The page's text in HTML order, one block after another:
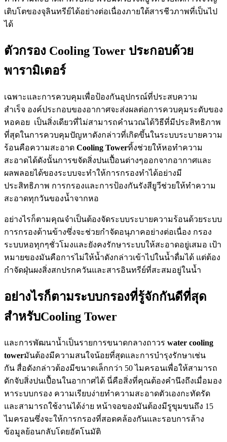
เติบโตของจุลินทรีย์ได้อย่างต่อเนื่องภายใต้สารชีวภาพที่เป็นไป
ได้
ตัวกรอง Cooling Tower ประกอบด้วย
พารามิเตอร์
เฉพาะและการควบคุมเพื่อป้องกันอุปกรณ์ที่ประสบความ
สำเร็จ องค์ประกอบของอากาศจะส่งผลต่อการควบคุมระดับของ
หอคอย เป็นสิ่งเดียวที่ไม่สามารถคำนวณได้วิธีที่มีประสิทธิภาพ
ที่สุดในการควบคุมปัญหาดังกล่าวที่เกิดขึ้นในระบบระบายความ
ร้อนคือความสะอาด Cooling Towerทิ้งช่วยให้หอทำความ
สะอาดได้ดังนั้นการขจัดสิ่งปนเปื้อนต่างๆออกจากอากาศและ
ผลพลอยได้ของระบบจะทำให้การกรองทำได้อย่างมี
ประสิทธิภาพ การกรองและการป้องกันรังสียูวีช่วยให้ทำความ
สะอาดทุกวันของน้ำจากหอ
อย่างไรก็ตามคุณจำเป็นต้องจัดระบบระบายความร้อนด้วยระบบ
การกรองด้านข้างซึ่งจะช่วยกำจัดอนุภาคอย่างต่อเนื่อง กรอง
ระบบหอทุกๆชั่วโมงและยังคงรักษาระบบให้สะอาดอยู่เสมอ เป้า
หมายของมันคือการไม่ให้น้ำดังกล่าวเข้าไปในน้ำดื่มได้ แต่ต้อง
กำจัดฝุ่นผงสิ่งสกปรกควันและสารอินทรีย์ที่สะสมอยู่ในน้ำ
อย่างไรก็ตามระบบกรองที่รู้จักกันดีที่สุด
สำหรับCooling Tower
และการพัฒนาน้ำเป็นรายการขนาดกลางถาวร water cooling
towerมันต้องมีความสนใจน้อยที่สุดและการบำรุงรักษาเช่น
กัน สื่อดังกล่าวต้องมีขนาดเล็กกว่า 50 ไมครอนเพื่อให้สามารถ
ดักจับสิ่งปนเปื้อนในอากาศได้ นี่คือสิ่งที่คุณต้องคำนึงถึงเมื่อมอง
หาระบบกรอง ความเรียบง่ายทำความสะอาดตัวเองกะทัดรัด
และสามารถใช้งานได้ง่าย หน้าจอของมันต้องมีรูขุมขนถึง 15
ไมครอนซึ่งจะให้การกรองที่สอดคล้องกันและรอบการล้าง
ข้อมูลย้อนกลับโดยอัตโนมัติ